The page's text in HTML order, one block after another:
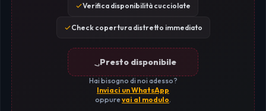
Verifica disponibilità cucciolate
Check copertura distretto immediato
Presto disponibile
Hai bisogno di noi adesso?
Inviaci un WhatsApp
oppurevai al modulo.